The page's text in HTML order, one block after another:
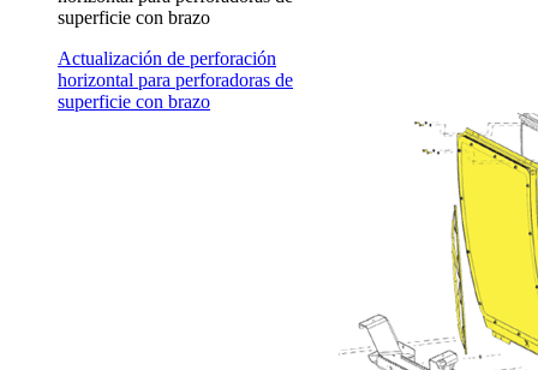
superficie con brazo
Actualización de perforación
horizontal para perforadoras de
superficie con brazo